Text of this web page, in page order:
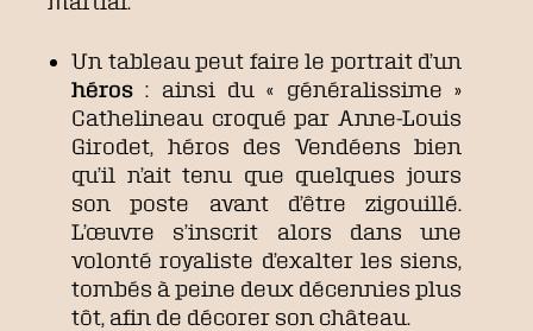
Un tableau peut faire le portrait d’un
héros : ainsi du « généralissime »
Cathelineau croqué par Anne-Louis
Girodet, héros des Vendéens bien
qu’il n’ait tenu que quelques jours
son poste avant d’être zigouillé.
L’œuvre s’inscrit alors dans une
volonté royaliste d’exalter les siens,
tombés à peine deux décennies plus
tôt, afin de décorer son château.